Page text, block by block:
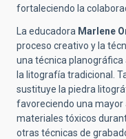
fortaleciendo la
La educadora Marlene
proceso creativo y la
una técnica
la litografía tradicional.
sustituye la piedra
favoreciendo una mayor
materiales tóxicos
otras técnicas de